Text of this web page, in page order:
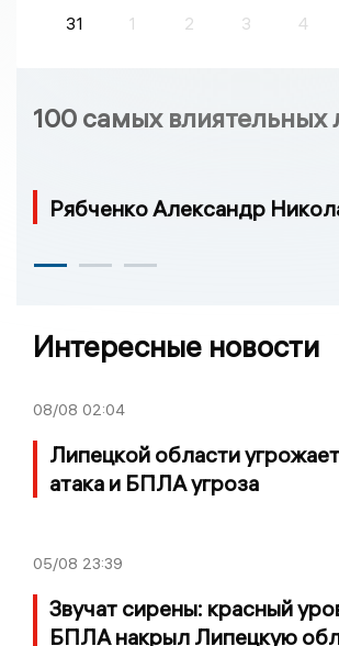
31
1 2 3 4
100 самых
Рябченко Александр
Интересные новости
08/08 02:04
Липецкой области
атака и БПЛА угроза
05/08 23:39
Звучат сирены: красный
БПЛА накрыл Липецкую